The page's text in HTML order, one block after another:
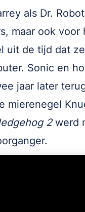
als Dr.
maar ook voor
uit de tijd dat
Sonic en
jaar later
mierenegel
2werd